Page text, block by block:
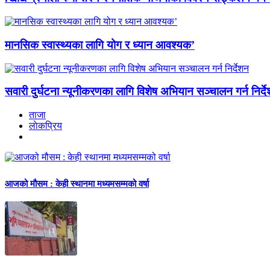
मानसिक स्वास्थ्यका लागि योग र ध्यान आवश्यक’
सवारी दुर्घटना न्यूनीकरणका लागि विशेष अभियान सञ्चालन गर्न
ताजा
लाेकप्रिय
आजको मौसम : केही स्थानमा मध्यमसम्मको वर्षा